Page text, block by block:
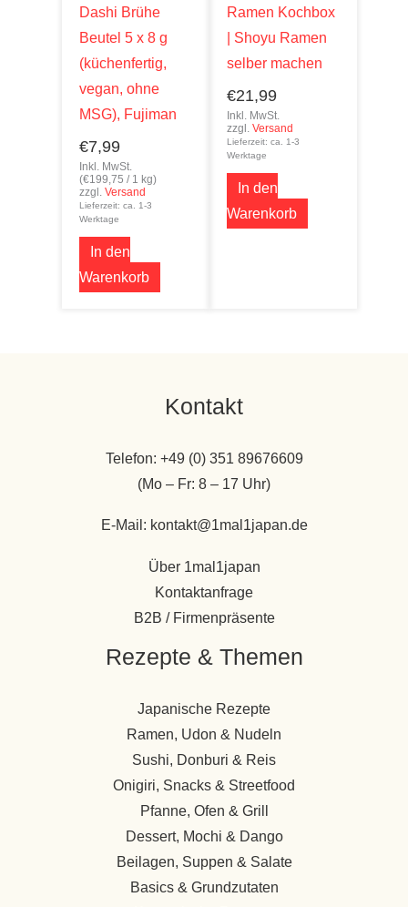
Dashi Brühe
Beutel 5 x 8 g
(küchenfertig,
vegan, ohne
MSG), Fujiman
€7,99
Inkl. MwSt.
(€199,75 / 1 kg)
zzgl.Versand
Lieferzeit: ca. 1-3
Werktage
In den
Warenkorb
Ramen Kochbox
| Shoyu Ramen
selber machen
€21,99
Inkl. MwSt.
zzgl.Versand
Lieferzeit: ca. 1-3
Werktage
In den
Warenkorb
Kontakt
Telefon: +49 (0) 351 89676609
(Mo – Fr: 8 – 17 Uhr)
E-Mail: kontakt@1mal1japan.de
Über 1mal1japan
Kontaktanfrage
B2B / Firmenpräsente
Rezepte & Themen
Japanische Rezepte
Ramen, Udon & Nudeln
Sushi, Donburi & Reis
Onigiri, Snacks & Streetfood
Pfanne, Ofen & Grill
Dessert, Mochi & Dango
Beilagen, Suppen & Salate
Basics & Grundzutaten